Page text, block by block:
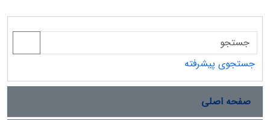
جستجوی پیشرفته
صفحه اصلی